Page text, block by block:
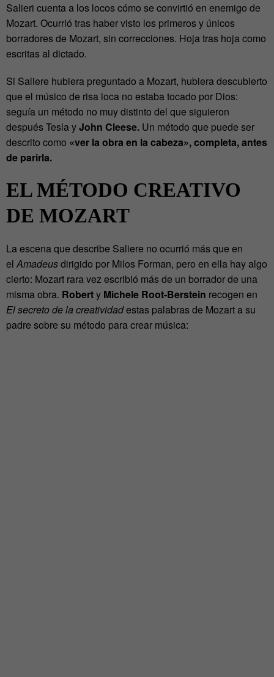
Salieri cuenta a los locos cómo se convirtió en enemigo de
Mozart. Ocurrió tras haber visto los primeros y únicos
borradores de Mozart, sin correcciones. Hoja tras hoja como
escritas al dictado.
Si Saliere hubiera preguntado a Mozart, hubiera descubierto
que el músico de risa loca no estaba tocado por Dios:
seguía un método no muy distinto del que siguieron
después Tesla yJohn Cleese. Un método que puede ser
descrito como «ver la obra en la cabeza», completa, antes
de parirla.
EL MÉTODO CREATIVO
DE MOZART
La escena que describe Saliere no ocurrió más que en
elAmadeusdirigido por Milos Forman, pero en ella hay algo
cierto: Mozart rara vez escribió más de un borrador de una
misma obra. Roberty Michele Root-Berstein recogen en
El secreto de la creatividadestas palabras de Mozart a su
padre sobre su método para crear música: